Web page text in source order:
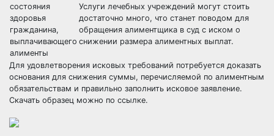
состояния
здоровья
гражданина,
выплачивающего
алименты
Услуги лечебных учреждений могут стоить
достаточно много, что станет поводом для
обращения алиментщика в суд с иском о
снижении размера алиментных выплат.
Для удовлетворения исковых требований потребуется доказать
основания для снижения суммы, перечисляемой по алиментным
обязательствам и правильно заполнить исковое заявление.
Скачать образец можно по ссылке.